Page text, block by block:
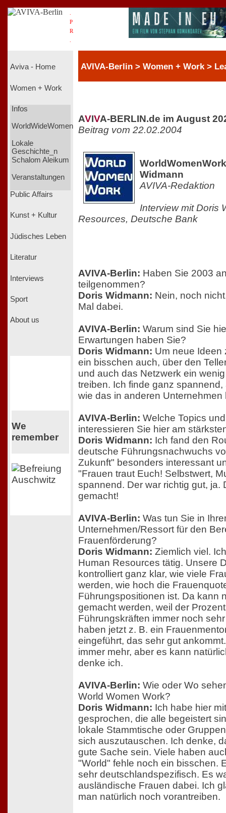
P
R
Aviva - Home
Women + Work
Infos
WorldWideWomen
Lokale
Geschichte_n
Schalom Aleikum
Veranstaltungen
Public Affairs
Kunst + Kultur
Jüdisches Leben
Literatur
Interviews
Sport
About us
We
remember
AVIVA-Berlin > Women + Work >
AVIVA-BERLIN.de im August
Beitrag vom 22.02.2004
Widmann
AVIVA-Redaktion
Interview mit Doris
Resources, Deutsche Bank
AVIVA-Berlin: Haben Sie 2003
teilgenommen?
Doris Widmann: Nein, noch
Mal dabei.
AVIVA-Berlin: Warum sind Sie
Erwartungen haben Sie?
Doris Widmann: Um neue Ideen
ein bisschen auch, über den
und auch das Netzwerk ein
treiben. Ich finde ganz
wie das in anderen Unternehmen
AVIVA-Berlin: Welche Topics
interessieren Sie hier am
Doris Widmann: Ich fand den
deutsche Führungsnachwuchs
Zukunft" besonders interessant
"Frauen traut Euch! Selbstwert,
spannend. Der war richtig gut, ja.
gemacht!
AVIVA-Berlin: Was tun Sie in
Unternehmen/Ressort für den
Frauenförderung?
Doris Widmann: Ziemlich viel.
Human Resources tätig. Unsere
kontrolliert ganz klar, wie viele
werden, wie hoch die
Führungspositionen ist. Da kann
gemacht werden, weil der
Führungskräften immer noch
haben jetzt z. B. ein
eingeführt, das sehr gut
immer mehr, aber es kann
denke ich.
AVIVA-Berlin: Wie oder Wo
World Women Work?
Doris Widmann: Ich habe hier
gesprochen, die alle begeistert
lokale Stammtische oder
sich auszutauschen. Ich denke,
gute Sache sein. Viele haben
"World" fehle noch ein bisschen.
sehr deutschlandspezifisch. Es
ausländische Frauen dabei. Ich
man natürlich noch vorantreiben.